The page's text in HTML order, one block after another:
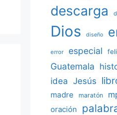
descarga
Dios diseño
error especial
Guatemala
idea Jesús
madre maratón
oración